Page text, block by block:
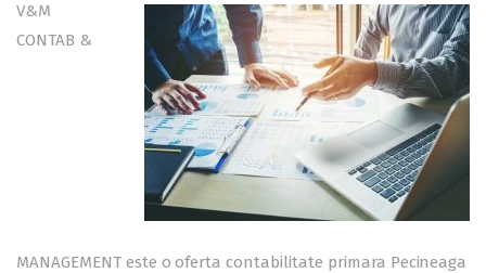
V&M
CONTAB &
MANAGEMENT este o oferta contabilitate primara Pecineaga